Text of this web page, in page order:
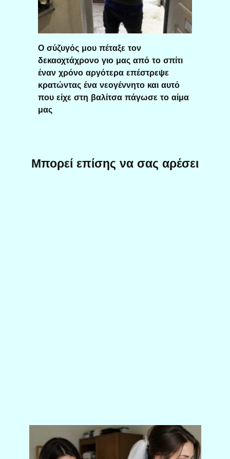
Ο σύζυγός μου πέταξε τον
δεκαοχτάχρονο γιο μας από το σπίτι
έναν χρόνο αργότερα επέστρεψε
κρατώντας ένα νεογέννητο και αυτό
που είχε στη βαλίτσα πάγωσε το αίμα
μας
Μπορεί επίσης να σας αρέσει